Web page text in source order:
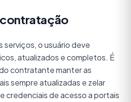
o usuário deve
atualizados e completos. É
contratante manter as
sempre atualizadas e zelar
credenciais de acesso a portais